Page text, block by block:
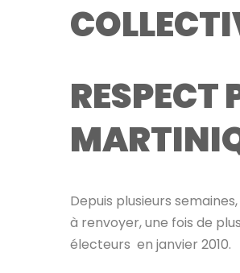
RESPECT
Depuis plusieurs
à renvoyer, une fois de
électeurs en janvier 2010.